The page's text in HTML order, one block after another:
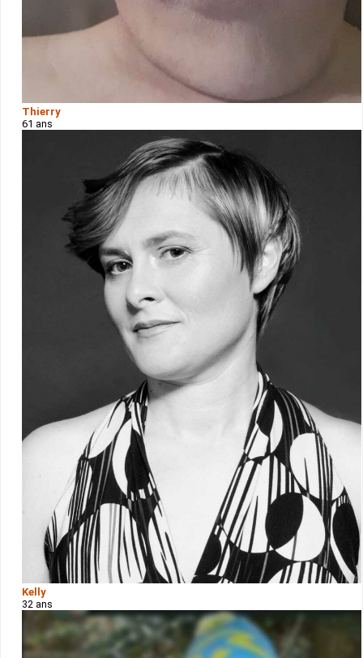
Thierry
61 ans
Kelly
32 ans